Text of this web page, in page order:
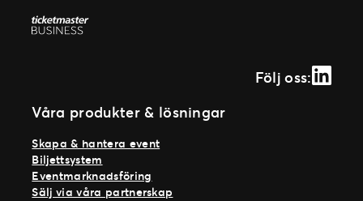
Följ oss:
Våra produkter & lösningar
Skapa & hantera event
Biljettsystem
Eventmarknadsföring
Sälj via våra partnerskap